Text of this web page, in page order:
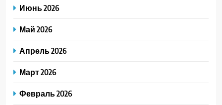
Июнь 2026
Май 2026
Апрель 2026
Март 2026
Февраль 2026